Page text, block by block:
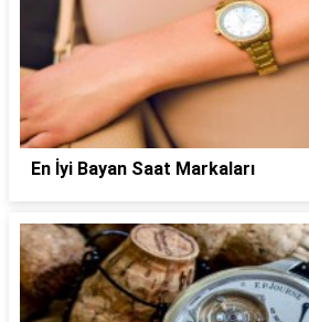
En İyi Bayan Saat Markaları